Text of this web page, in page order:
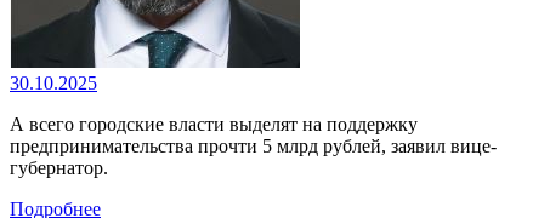
30.10.2025
А всего городские власти выделят на поддержку
предпринимательства прочти 5 млрд рублей, заявил вице-
губернатор.
Подробнее